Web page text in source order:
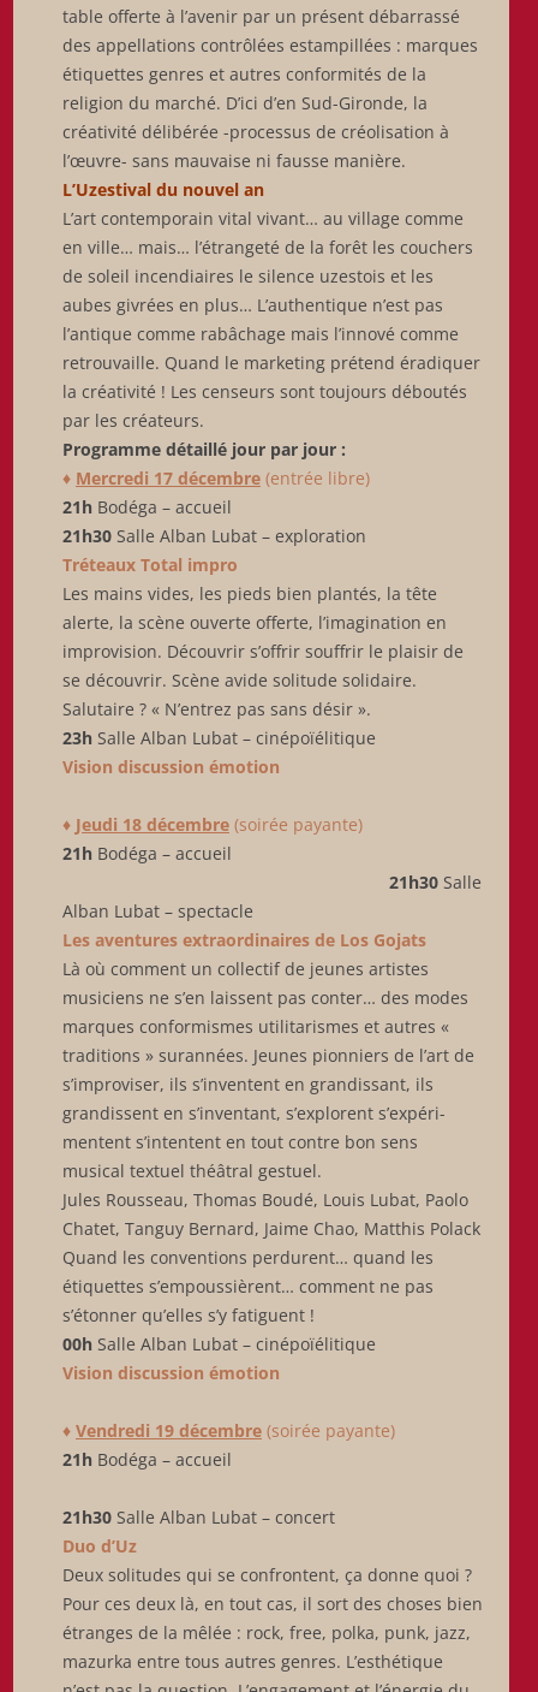
table offerte à l’avenir par un présent débarrassé
des appellations contrôlées estampillées : marques
étiquettes genres et autres conformités de la
religion du marché. D’ici d’en Sud-Gironde, la
créativité délibérée -processus de créolisation à
l’œuvre- sans mauvaise ni fausse manière.
L’Uzestival du nouvel an
L’art contemporain vital vivant… au village comme
en ville… mais… l’étrangeté de la forêt les couchers
de soleil incendiaires le silence uzestois et les
aubes givrées en plus… L’authentique n’est pas
l’antique comme rabâchage mais l’innové comme
retrouvaille. Quand le marketing prétend éradiquer
la créativité ! Les censeurs sont toujours déboutés
par les créateurs.
Programme détaillé jour par jour :
♦ Mercredi 17 décembre (entrée libre)
21hBodéga – accueil
21h30Salle Alban Lubat – exploration
Tréteaux Total impro
Les mains vides, les pieds bien plantés, la tête
alerte, la scène ouverte offerte, l’imagination en
improvision. Découvrir s’offrir souffrir le plaisir de
se découvrir. Scène avide solitude solidaire.
Salutaire ? « N’entrez pas sans désir ».
23hSalle Alban Lubat – cinépoïélitique
Vision discussion émotion
♦ Jeudi 18 décembre (soirée payante)
21hBodéga – accueil
21h30Salle
Alban Lubat – spectacle
Les aventures extraordinaires de Los Gojats
Là où comment un collectif de jeunes artistes
musiciens ne s’en laissent pas conter… des modes
marques conformismes utilitarismes et autres «
traditions » surannées. Jeunes pionniers de l’art de
s’improviser, ils s’inventent en grandissant, ils
grandissent en s’inventant, s’explorent s’expéri-
mentent s’intentent en tout contre bon sens
musical textuel théâtral gestuel.
Jules Rousseau, Thomas Boudé, Louis Lubat, Paolo
Chatet, Tanguy Bernard, Jaime Chao, Matthis Polack
Quand les conventions perdurent… quand les
étiquettes s’empoussièrent… comment ne pas
s’étonner qu’elles s’y fatiguent !
00hSalle Alban Lubat – cinépoïélitique
Vision discussion émotion
♦ Vendredi 19 décembre (soirée payante)
21hBodéga – accueil
21h30Salle Alban Lubat – concert
Duo d’Uz
Deux solitudes qui se confrontent, ça donne quoi ?
Pour ces deux là, en tout cas, il sort des choses bien
étranges de la mêlée : rock, free, polka, punk, jazz,
mazurka entre tous autres genres. L’esthétique